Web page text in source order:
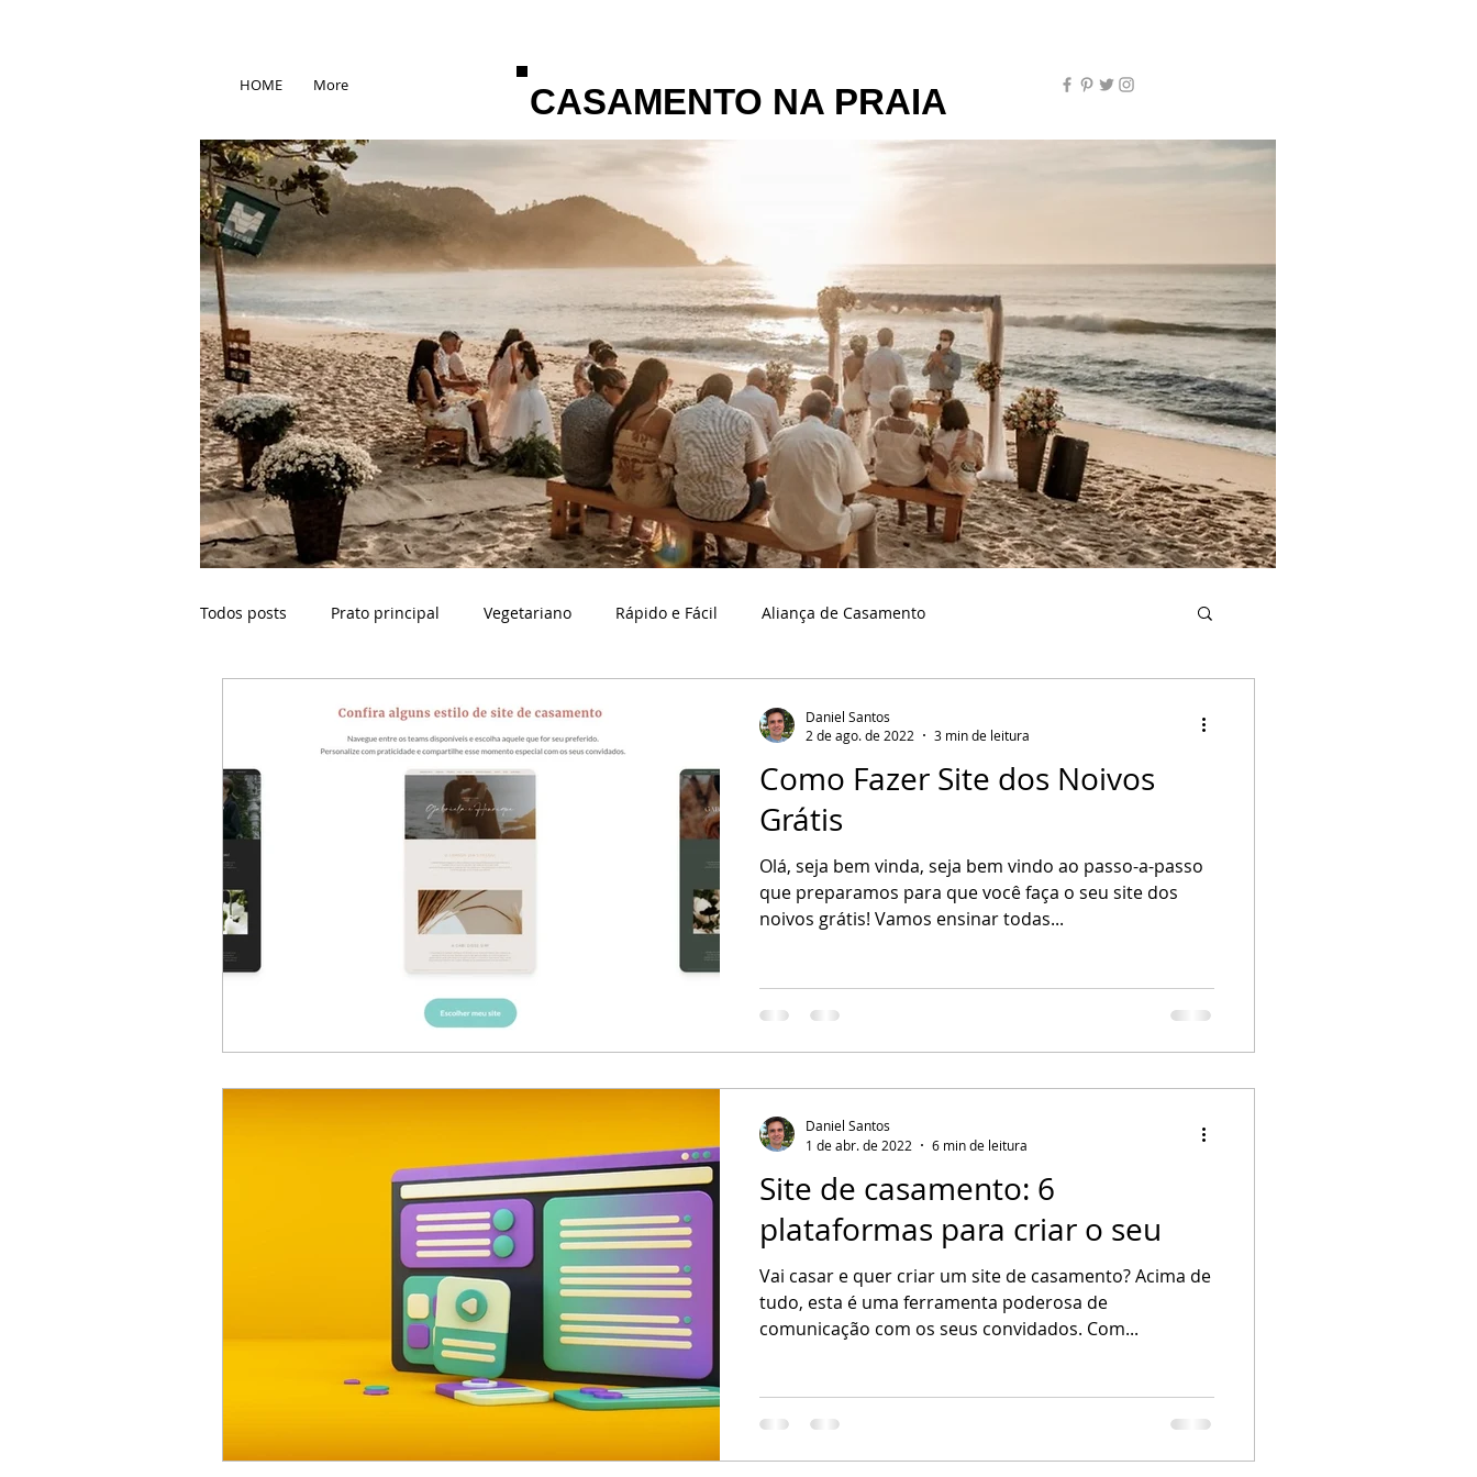
CASAMENTO NA PRAIA
HOME More
Todos posts Prato principal Vegetariano Rápido e Fácil Aliança de Casamento
Celebrante Casamento Bahia Casamento na praia Cerimonialista Cidades Convite de casamento
Espaço de casamento Eventos Fotografia Lista de casamento
Ilhabela SP Fotógrafo de casamento Musicistas para casamentos
Pedido de casamento Vestido de noiva São Sebastião Site de Casamento Ubatuba SP
Como Fazer Site dos Noivos
Grátis
Olá, seja bem vinda, seja bem vindo ao passo-a-passo
que preparamos para que você faça o seu site dos
noivos grátis! Vamos ensinar todas...
Daniel Santos
2 de ago. de 2022
3 min de leitura
Site de casamento: 6
plataformas para criar o seu
Vai casar e quer criar um site de casamento? Acima de
tudo, esta é uma ferramenta poderosa de
comunicação com os seus convidados. Com...
Daniel Santos
1 de abr. de 2022
6 min de leitura